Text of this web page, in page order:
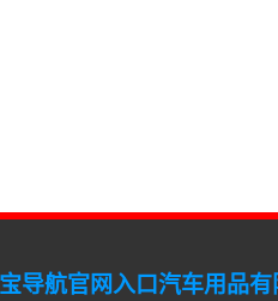
导航官网入口汽车用品